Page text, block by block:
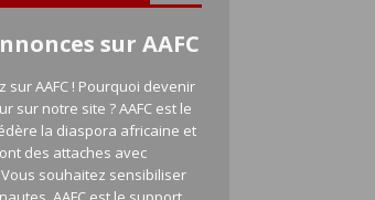
sur AAFC
sur AAFC ! Pourquoi devenir
sur notre site ? AAFC est le
la diaspora africaine et
des attaches avec
Vous souhaitez sensibiliser